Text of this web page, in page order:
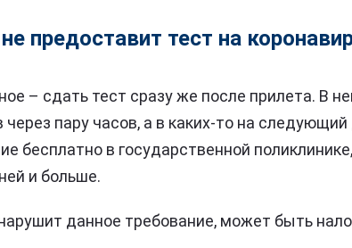
предоставит тест на
– сдать тест сразу же после прилета. В
через пару часов, а в каких-то на
бесплатно в государственной
и больше.
данное требование, может быть